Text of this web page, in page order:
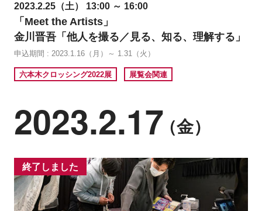
2023.2.25（土） 13:00 ～ 16:00
「Meet the Artists」
金川晋吾「他人を撮る／見る、知る、理解する」
申込期間 : 2023.1.16（月）～ 1.31（火）
六本木クロッシング2022展 展覧会関連
2023.2.17（金）
終了しました